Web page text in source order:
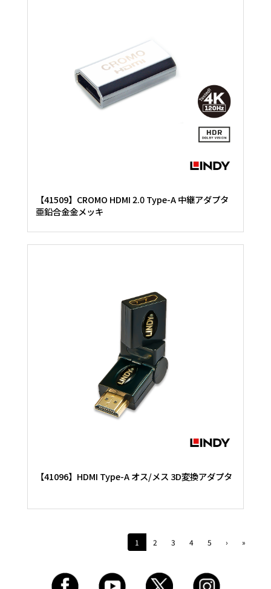
【41509】CROMO HDMI 2.0 Type-A 中継アダプタ
亜鉛合金金メッキ
【41096】HDMI Type-A オス/メス 3D変換アダプタ
1 2 3 4 5 › »